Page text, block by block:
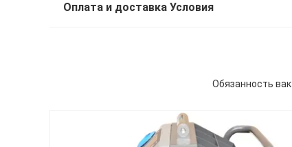
Оплата и доставка Условия
Обязанность